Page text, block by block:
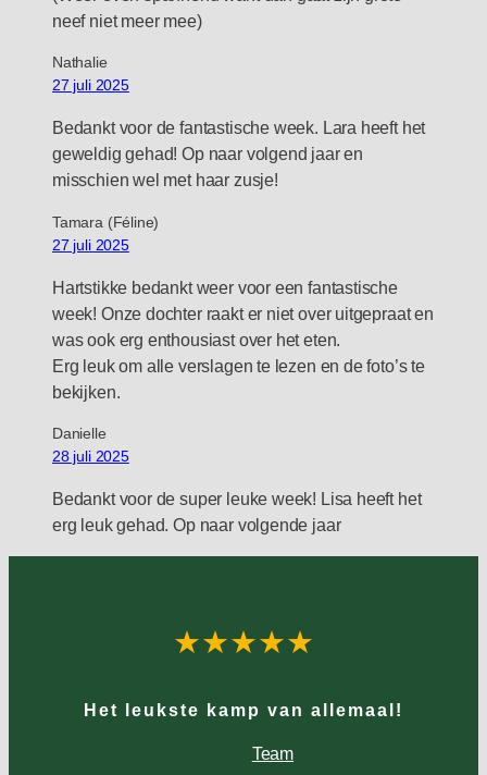
neef niet meer mee)
Nathalie
27 juli 2025
Bedankt voor de fantastische week. Lara heeft het
geweldig gehad! Op naar volgend jaar en
misschien wel met haar zusje!
Tamara (Féline)
27 juli 2025
Hartstikke bedankt weer voor een fantastische
week! Onze dochter raakt er niet over uitgepraat en
was ook erg enthousiast over het eten.
Erg leuk om alle verslagen te lezen en de foto’s te
bekijken.
Danielle
28 juli 2025
Bedankt voor de super leuke week! Lisa heeft het
erg leuk gehad. Op naar volgende jaar
★★★★★
Het leukste kamp van allemaal!
Team